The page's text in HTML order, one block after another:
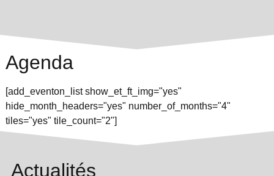
Agenda
[add_eventon_list show_et_ft_img="yes"
hide_month_headers="yes" number_of_months="4"
tiles="yes" tile_count="2"]
Actualités